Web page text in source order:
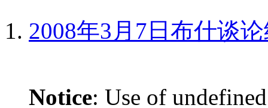
2008年3月7日布什谈
Notice: Use of